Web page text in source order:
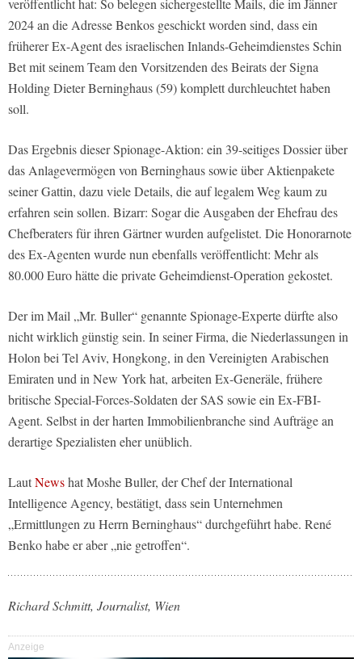
2024 an die Adresse Benkos geschickt worden sind, dass ein
früherer Ex-Agent des israelischen Inlands-Geheimdienstes Schin
Bet mit seinem Team den Vorsitzenden des Beirats der Signa
Holding Dieter Berninghaus (59) komplett durchleuchtet haben
soll.
Das Ergebnis dieser Spionage-Aktion: ein 39-seitiges Dossier über
das Anlagevermögen von Berninghaus sowie über Aktienpakete
seiner Gattin, dazu viele Details, die auf legalem Weg kaum zu
erfahren sein sollen. Bizarr: Sogar die Ausgaben der Ehefrau des
Chefberaters für ihren Gärtner wurden aufgelistet. Die Honorarnote
des Ex-Agenten wurde nun ebenfalls veröffentlicht: Mehr als
80.000 Euro hätte die private Geheimdienst-Operation gekostet.
Der im Mail „Mr. Buller“ genannte Spionage-Experte dürfte also
nicht wirklich günstig sein. In seiner Firma, die Niederlassungen in
Holon bei Tel Aviv, Hongkong, in den Vereinigten Arabischen
Emiraten und in New York hat, arbeiten Ex-Generäle, frühere
britische Special-Forces-Soldaten der SAS sowie ein Ex-FBI-
Agent. Selbst in der harten Immobilienbranche sind Aufträge an
derartige Spezialisten eher unüblich.
LautNewshat Moshe Buller, der Chef der International
Intelligence Agency, bestätigt, dass sein Unternehmen
„Ermittlungen zu Herrn Berninghaus“ durchgeführt habe. René
Benko habe er aber „nie getroffen“.
Richard Schmitt, Journalist, Wien
Anzeige